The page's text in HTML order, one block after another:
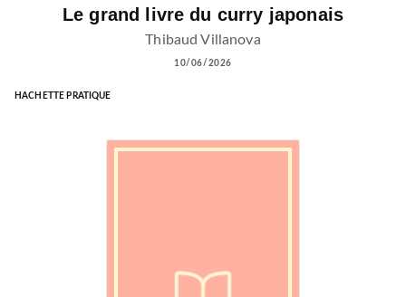
Le grand livre du curry japonais
Thibaud Villanova
10/06/2026
HACHETTE PRATIQUE